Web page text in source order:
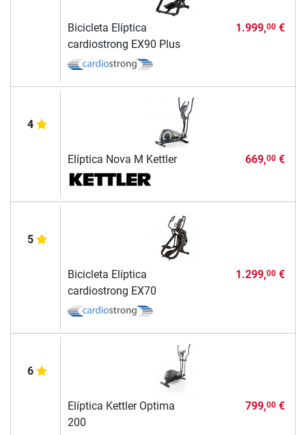
Bicicleta Elíptica
cardiostrong EX90 Plus
1.999,00€
4
Elíptica Nova M Kettler 669,00€
5
Bicicleta Elíptica
cardiostrong EX70
1.299,00€
6
Elíptica Kettler Optima
200
799,00€